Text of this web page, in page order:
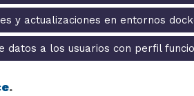
y actualizaciones en entornos
a los usuarios con perfil
.